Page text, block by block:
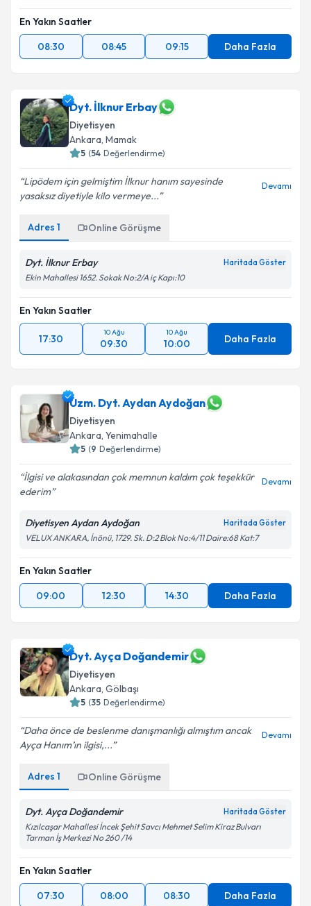
En Yakın Saatler
08:30
08:45 09:15 Daha Fazla
Dyt. İlknur Erbay
Diyetisyen
Ankara, Mamak
5 (54 Değerlendirme)
Lipödem için gelmiştim İlknur hanım sayesinde
yasaksız diyetiyle kilo vermeye...
Devamı
Adres 1 Online Görüşme
Dyt. İlknur Erbay Haritada Göster
Ekin Mahallesi 1652. Sokak No:2/A iç Kapı:10
En Yakın Saatler
17:30
10 Ağu
09:30
10 Ağu
10:00 Daha Fazla
Uzm. Dyt. Aydan Aydoğan
Diyetisyen
Ankara, Yenimahalle
5 (9 Değerlendirme)
İlgisi ve alakasından çok memnun kaldım çok teşekkür
ederim
Devamı
Diyetisyen Aydan Aydoğan Haritada Göster
VELUX ANKARA, İnönü, 1729. Sk. D:2 Blok No:4/11 Daire:68 Kat:7
En Yakın Saatler
09:00
12:30 14:30 Daha Fazla
Dyt. Ayça Doğandemir
Diyetisyen
Ankara, Gölbaşı
5 (35 Değerlendirme)
Daha önce de beslenme danışmanlığı almıştım ancak
Ayça Hanım’ın ilgisi,...
Devamı
Adres 1 Online Görüşme
Dyt. Ayça Doğandemir Haritada Göster
Kızılcaşar Mahallesi İncek Şehit Savcı Mehmet Selim Kiraz Bulvarı
Tarman İş Merkezi No 260 /14
En Yakın Saatler
07:30
08:00 08:30 Daha Fazla